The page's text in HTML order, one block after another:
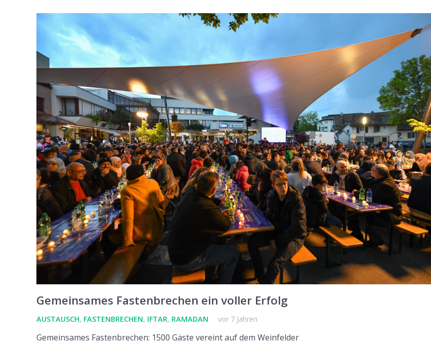
Gemeinsames Fastenbrechen ein voller Erfolg
AUSTAUSCH, FASTENBRECHEN, IFTAR, RAMADAN vor 7 Jahren
Gemeinsames Fastenbrechen: 1500 Gäste vereint auf dem Weinfelder